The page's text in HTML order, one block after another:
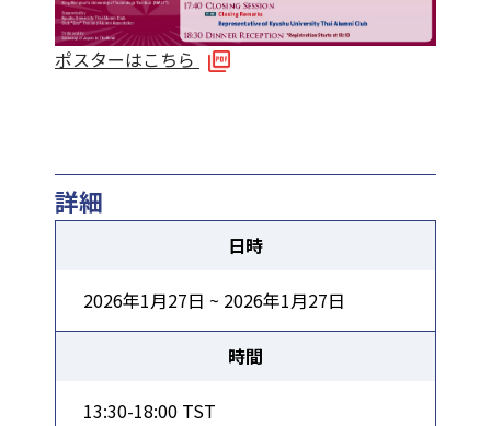
ポスターはこちら
詳細
日時
2026年1月27日 ~ 2026年1月27日
時間
13:30-18:00 TST